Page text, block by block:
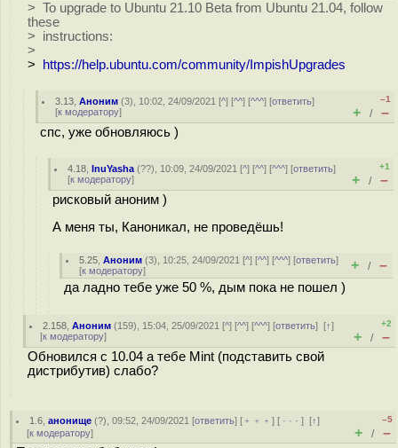
> To upgrade to Ubuntu 21.10 Beta from Ubuntu 21.04, follow
these
> instructions:
>
>
https://help.ubuntu.com/community/ImpishUpgrades
3.13 ,Аноним (3), 10:02, 24/09/2021 [^] [^^] [^^^] [ответить]
[к модератору]
–1
+ / –
спс, уже обновляюсь )
4.18 ,InuYasha (??), 10:09, 24/09/2021 [^] [^^] [^^^] [ответить]
[к модератору]
+1
+ / –
рисковый аноним )
А меня ты, Каноникал, не проведёшь!
5.25 ,Аноним (3), 10:25, 24/09/2021 [^] [^^] [^^^] [ответить]
[к модератору] + / –
да ладно тебе уже 50 %, дым пока не пошел )
2.158 ,Аноним (159), 15:04, 25/09/2021 [^] [^^] [^^^] [ответить][↑]
[к модератору]
+2
+ / –
Обновился с 10.04 а тебе Mint (подставить свой
дистрибутив) слабо?
1.6 ,анонище (?), 09:52, 24/09/2021 [ответить] [ ﹢﹢﹢] [ · · ·][↑]
[к модератору]
–5
+ / –